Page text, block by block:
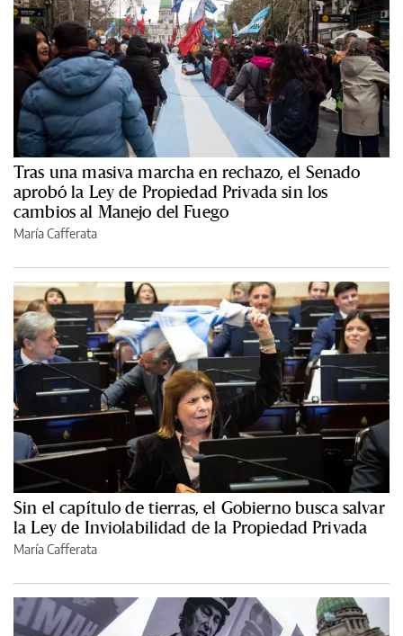
Tras una masiva marcha en rechazo, el Senado
aprobó la Ley de Propiedad Privada sin los
cambios al Manejo del Fuego
María Cafferata
Sin el capítulo de tierras, el Gobierno busca salvar
la Ley de Inviolabilidad de la Propiedad Privada
María Cafferata